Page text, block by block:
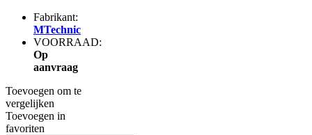
Fabrikant:
MTechnic
VOORRAAD:
Op
aanvraag
Toevoegen om te
vergelijken
Toevoegen in
favoriten